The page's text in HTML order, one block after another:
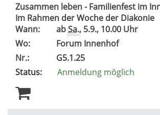
Zusammen leben - Familienfest im
Im Rahmen der Woche der Diakonie
Wann:
abSa., 5.9., 10.00 Uhr
Wo:
Forum Innenhof
Nr.:
G5.1.25
Status:
Anmeldung möglich